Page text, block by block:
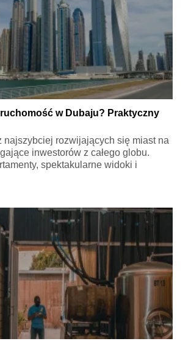
w Dubaju? Praktyczny
najszybciej rozwijających się miast na
inwestorów z całego globu.
spektakularne widoki i